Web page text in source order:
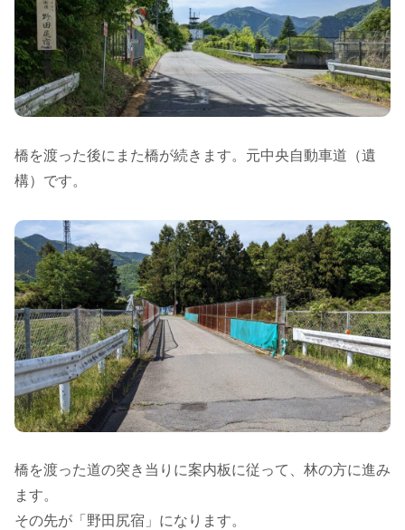
橋を渡った後にまた橋が続きます。元中央自動車道（遺
構）です。
橋を渡った道の突き当りに案内板に従って、林の方に進み
ます。
その先が「野田尻宿」になります。